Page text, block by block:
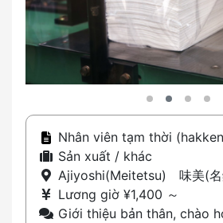
Nhân viên tạm thời
Sản xuất / khác
Ajiyoshi(Meitetsu) 味美(
Lương giờ ¥1,400 ～
Giới thiệu bản thân, chào